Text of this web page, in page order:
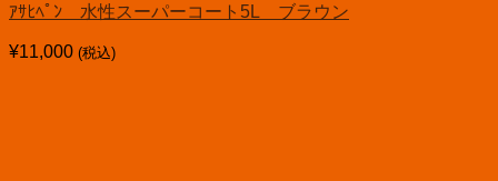
ｱｻﾋﾍﾟﾝ 水性スーパーコート5L ブラウン
¥11,000 (税込)